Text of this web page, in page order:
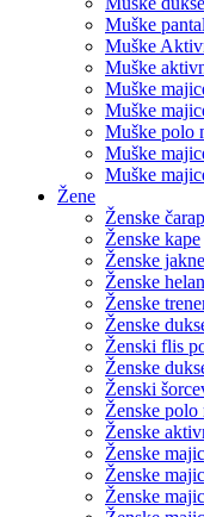
Muške
Muške
Muške
Muške
Muške
Muške polo
Muške
Muške
Žene
Ženske
Ženske kape
Ženske jakne
Ženske
Ženske
Ženske
Ženski flis
Ženske
Ženski
Ženske polo
Ženske
Ženske
Ženske
Ženske